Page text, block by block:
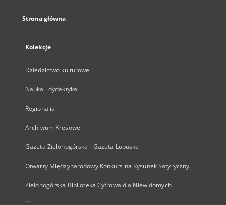
Strona główna
Kolekcje
Dziedzictwo kulturowe
Nauka i dydaktyka
Regionalia
Archiwum Kresowe
Gazeta Zielonogórska - Gazeta Lubuska
Otwarty Międzynarodowy Konkurs na Rysunek Satyryczny
Zielonogórska Biblioteka Cyfrowa dla Niewidomych
...